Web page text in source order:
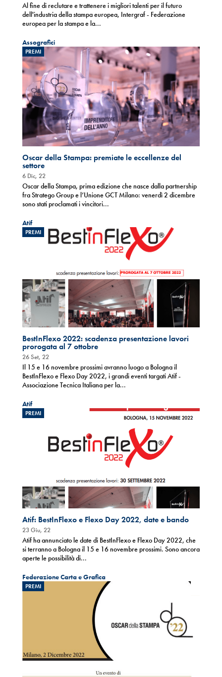
Al fine di reclutare e trattenere i migliori talenti per il futuro
dell'industria della stampa europea, Intergraf - Federazione
europea per la stampa e la...
Assografici
PREMI
Oscar della Stampa: premiate le eccellenze del
settore
6 Dic, 22
Oscar della Stampa, prima edizione che nasce dalla partnership
fra Stratego Group e l’Unione GCT Milano: venerdì 2 dicembre
sono stati proclamati i vincitori...
Atif
PREMI
BestInFlexo 2022: scadenza presentazione lavori
prorogata al 7 ottobre
26 Set, 22
Il 15 e 16 novembre prossimi avranno luogo a Bologna il
BestInFlexo e Flexo Day 2022, i grandi eventi targati Atif -
Associazione Tecnica Italiana per la...
Atif
PREMI
Atif: BestInFlexo e Flexo Day 2022, date e bando
23 Giu, 22
Atif ha annunciato le date di BestInFlexo e Flexo Day 2022, che
si terranno a Bologna il 15 e 16 novembre prossimi. Sono ancora
aperte le possibilità di...
Federazione Carta e Grafica
PREMI